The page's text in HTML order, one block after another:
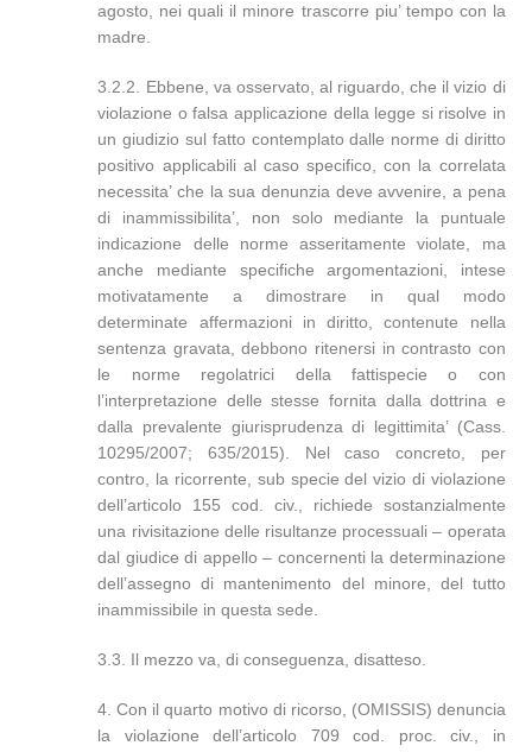
agosto, nei quali il minore trascorre piu’ tempo con la
madre.
3.2.2. Ebbene, va osservato, al riguardo, che il vizio di
violazione o falsa applicazione della legge si risolve in
un giudizio sul fatto contemplato dalle norme di diritto
positivo applicabili al caso specifico, con la correlata
necessita’ che la sua denunzia deve avvenire, a pena
di inammissibilita’, non solo mediante la puntuale
indicazione delle norme asseritamente violate, ma
anche mediante specifiche argomentazioni, intese
motivatamente a dimostrare in qual modo
determinate affermazioni in diritto, contenute nella
sentenza gravata, debbono ritenersi in contrasto con
le norme regolatrici della fattispecie o con
l’interpretazione delle stesse fornita dalla dottrina e
dalla prevalente giurisprudenza di legittimita’ (Cass.
10295/2007; 635/2015). Nel caso concreto, per
contro, la ricorrente, sub specie del vizio di violazione
dell’articolo 155 cod. civ., richiede sostanzialmente
una rivisitazione delle risultanze processuali – operata
dal giudice di appello – concernenti la determinazione
dell’assegno di mantenimento del minore, del tutto
inammissibile in questa sede.
3.3. Il mezzo va, di conseguenza, disatteso.
4. Con il quarto motivo di ricorso, (OMISSIS) denuncia
la violazione dell’articolo 709 cod. proc. civ., in